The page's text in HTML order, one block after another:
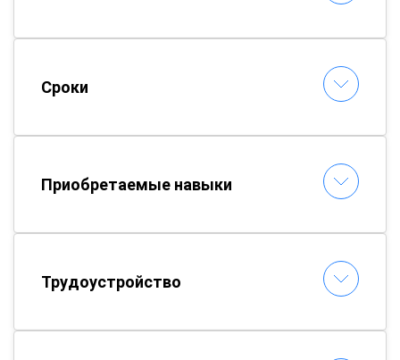
Сроки
Приобретаемые навыки
Трудоустройство